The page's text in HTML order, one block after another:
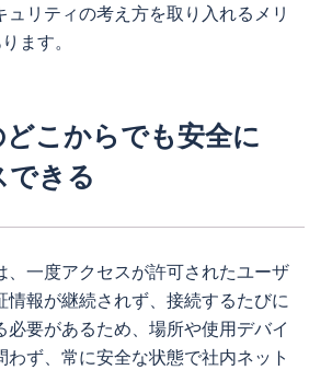
ュリティの考え方を取り入れるメリ
ます。
こからでも安全に
できる
、一度アクセスが許可されたユーザ
情報が継続されず、接続するたびに
必要があるため、場所や使用デバイ
わず、常に安全な状態で社内ネット